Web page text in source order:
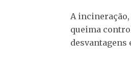
A
queima
desvantagens